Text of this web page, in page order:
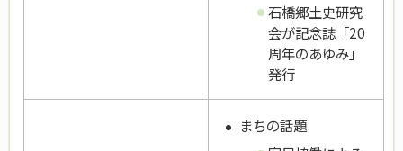
石橋郷土史研究
会が記念誌「20
周年のあゆみ」
発行
まちの話題